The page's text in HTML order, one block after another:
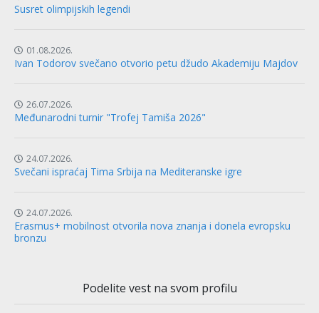
Susret olimpijskih legendi
01.08.2026.
Ivan Todorov svečano otvorio petu džudo Akademiju Majdov
26.07.2026.
Međunarodni turnir "Trofej Tamiša 2026"
24.07.2026.
Svečani ispraćaj Tima Srbija na Mediteranske igre
24.07.2026.
Erasmus+ mobilnost otvorila nova znanja i donela evropsku
bronzu
Podelite vest na svom profilu